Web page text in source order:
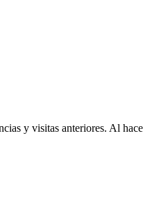
y visitas anteriores. Al